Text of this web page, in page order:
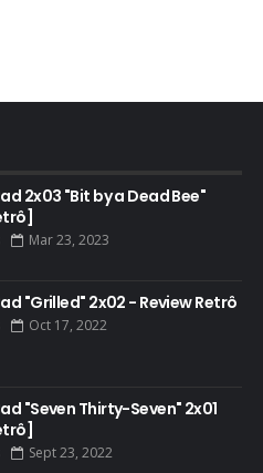
2x03 "Bit by a Dead Bee"
Mar 23, 2023
"Grilled" 2x02 - Review Retrô
Oct 17, 2022
"Seven Thirty-Seven" 2x01
Sept 23, 2022